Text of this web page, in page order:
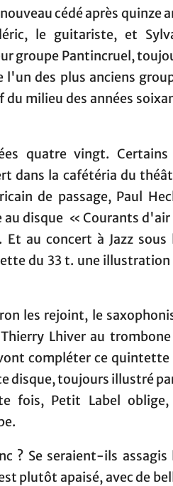
cédé après quinze
le guitariste, et
groupe Pantincruel,
l'un des plus anciens
milieu des années
quatre vingt. Certains
dans la cafétéria du
de passage, Paul
au disque « Courants
Et au concert à Jazz sous
du 33 t. une illustration
les rejoint, le
Lhiver au
compléter ce quintette
disque, toujours illustré
fois, Petit Label
? Se seraient-ils assagis
plutôt apaisé, avec de